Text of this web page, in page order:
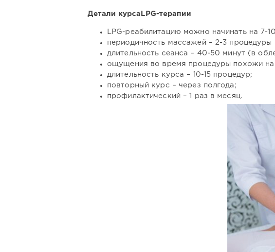
Детали курса LPG-терапии
LPG-реабилитацию можно начинать на 7-
периодичность массажей – 2-3 процедуры
длительность сеанса – 40-50 минут (в
ощущения во время процедуры похожи на
длительность курса – 10-15 процедур;
повторный курс – через полгода;
профилактический – 1 раз в месяц.